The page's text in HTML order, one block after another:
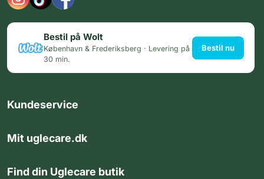
Bestil på Wolt
København & Frederiksberg · Levering på
30 min.
Bestil nu
Kundeservice
Mit uglecare.dk
Find din Uglecare butik